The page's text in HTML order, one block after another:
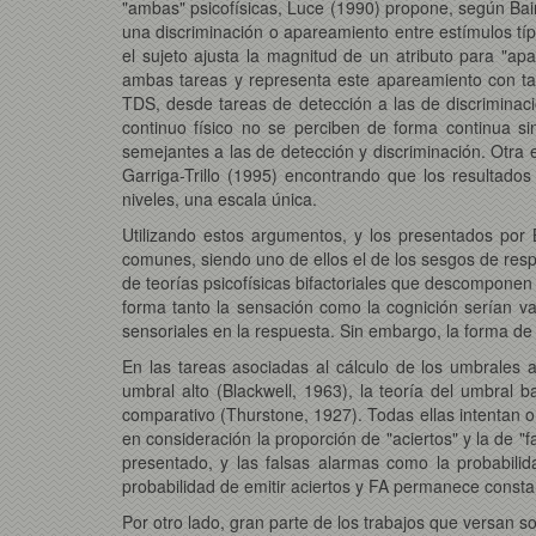
"ambas" psicofísicas, Luce (1990) propone, según
una discriminación o apareamiento entre estímulos
el sujeto ajusta la magnitud de un atributo para
ambas tareas y representa este apareamiento con
TDS, desde tareas de detección a las de
continuo físico no se perciben de forma continua
semejantes a las de detección y discriminación.
Garriga-Trillo (1995) encontrando que los
niveles, una escala única.
Utilizando estos argumentos, y los presentados
comunes, siendo uno de ellos el de los sesgos de
de teorías psicofísicas bifactoriales que
forma tanto la sensación como la cognición serían
sensoriales en la respuesta. Sin embargo, la forma
En las tareas asociadas al cálculo de los umbrales
umbral alto (Blackwell, 1963), la teoría del umbral
comparativo (Thurstone, 1927). Todas ellas intentan
en consideración la proporción de "aciertos" y la de
presentado, y las falsas alarmas como la
probabilidad de emitir aciertos y FA permanece
Por otro lado, gran parte de los trabajos que versan